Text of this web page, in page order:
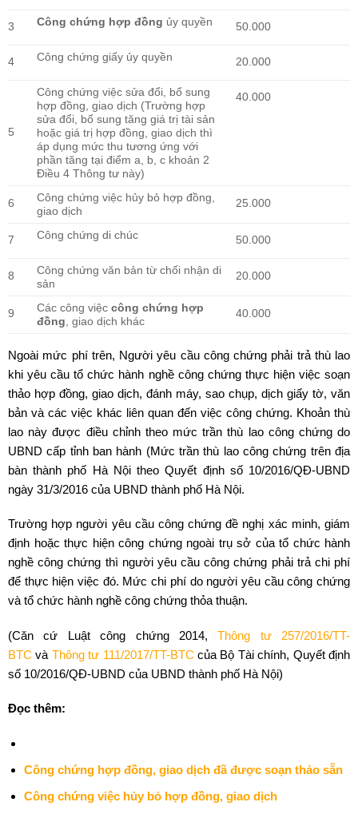
3 Công chứng hợp đồng ủy quyền 50.000
4 Công chứng giấy ủy quyền 20.000
5
Công chứng việc sửa đổi, bổ sung
hợp đồng, giao dịch (Trường hợp
sửa đổi, bổ sung tăng giá trị tài sản
hoặc giá trị hợp đồng, giao dịch thì
áp dụng mức thu tương ứng với
phần tăng tại điểm a, b, c khoản 2
Điều 4 Thông tư này)
40.000
6
Công chứng việc hủy bỏ hợp đồng,
giao dịch
25.000
7 Công chứng di chúc 50.000
8
Công chứng văn bản từ chối nhận di
sản
20.000
9
Các công việc công chứng hợp
đồng , giao dịch khác
40.000
Ngoài mức phí trên, Người yêu cầu công chứng phải trả thù lao
khi yêu cầu tổ chức hành nghề công chứng thực hiện việc soạn
thảo hợp đồng, giao dịch, đánh máy, sao chụp, dịch giấy tờ, văn
bản và các việc khác liên quan đến việc công chứng. Khoản thù
lao này được điều chỉnh theo mức trần thù lao công chứng do
UBND cấp tỉnh ban hành (Mức trần thù lao công chứng trên địa
bàn thành phố Hà Nội theo Quyết định số 10/2016/QĐ-UBND
ngày 31/3/2016 của UBND thành phố Hà Nội.
Trường hợp người yêu cầu công chứng đề nghị xác minh, giám
định hoặc thực hiện công chứng ngoài trụ sở của tổ chức hành
nghề công chứng thì người yêu cầu công chứng phải trả chi phí
để thực hiện việc đó. Mức chi phí do người yêu cầu công chứng
và tổ chức hành nghề công chứng thỏa thuận.
(Căn cứ Luật công chứng 2014,Thông tư 257/2016/TT-
BTC và Thông tư 111/2017/TT-BTC của Bộ Tài chính, Quyết định
số 10/2016/QĐ-UBND của UBND thành phố Hà Nội)
Đọc thêm:
Công chứng hợp đồng, giao dịch đã được soạn thảo sẵn
Công chứng việc hủy bỏ hợp đồng, giao dịch